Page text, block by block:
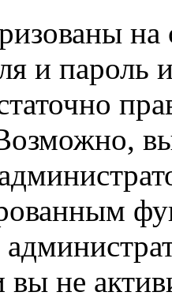
на
и пароль
вы не